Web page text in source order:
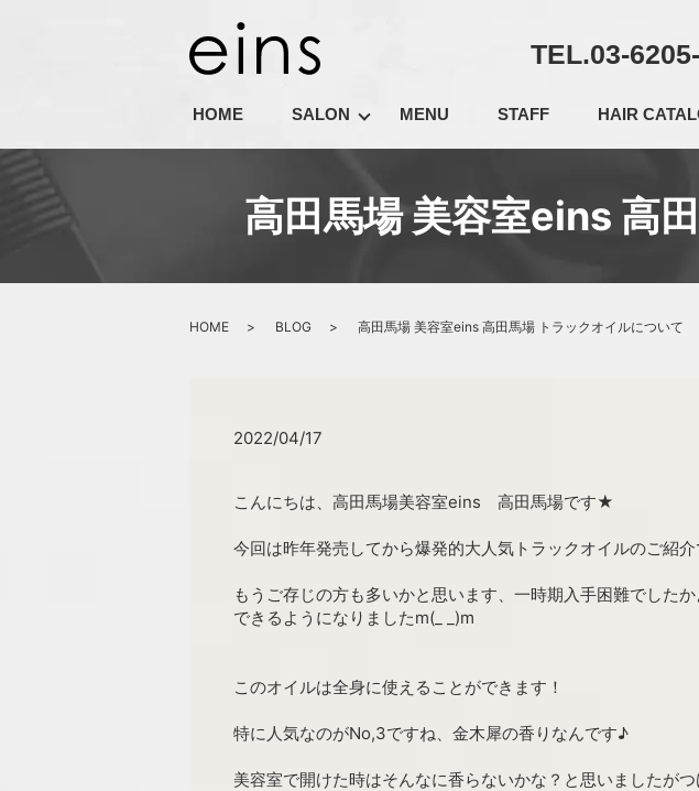
TEL.03-
HOME SALON MENU STAFF HAIR
高田馬場 美容室eins 高
HOME BLOG 高田馬場 美容室eins 高田馬場 トラックオイルについて
2022/04/17
こんにちは、高田馬場美容室eins 高田馬場です★
今回は昨年発売してから爆発的大人気トラックオイルのご紹介
もうご存じの方も多いかと思います、一時期入手困難でした
できるようになりましたm(_ _)m
このオイルは全身に使えることができます！
特に人気なのがNo,3ですね、金木犀の香りなんです♪
美容室で開けた時はそんなに香らないかな？と思いましたが